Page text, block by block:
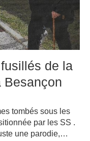
de la
Besançon
tombés sous les
par les SS .
une parodie,…